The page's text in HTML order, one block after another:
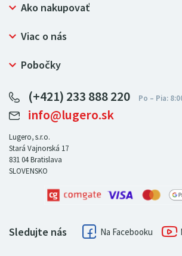
Ako nakupovať
Prečo nakupovať u LUGERO
Ochrana osobných údajov
Viac o nás
Bezpečný nákup
Certifikát NATUR-PACK
Pre predajcov
Pobočky
LUGERO Nemecko
LUGERO Česká republika
LUGERO Maďarsko
LUGERO Rakousko
(+421) 233 888 220
info@lugero.sk
Lugero, s.r.o.
Stará Vajnorská 17
831 04Bratislava
SLOVENSKO
Sledujte nás Facebook